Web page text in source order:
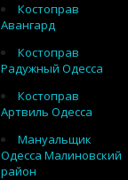
Костоправ
Авангард
Костоправ
Радужный Одесса
Костоправ
Артвиль Одесса
Мануальщик
Одесса Малиновский
район